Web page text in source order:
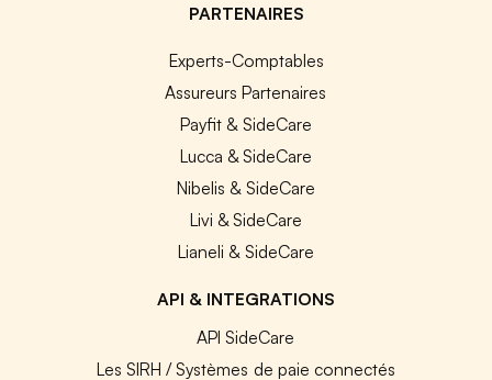
PARTENAIRES
Experts-Comptables
Assureurs Partenaires
Payfit & SideCare
Lucca & SideCare
Nibelis & SideCare
Livi & SideCare
Lianeli & SideCare
API & INTEGRATIONS
API SideCare
Les SIRH / Systèmes de paie connectés